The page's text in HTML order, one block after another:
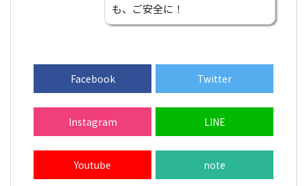
も、ご安全に！
Facebook Twitter
Instagram LINE
Youtube note